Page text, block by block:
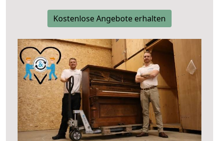
Kostenlose Angebote erhalten